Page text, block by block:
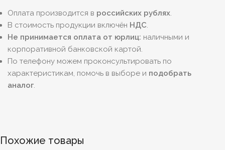
Оплата производится в российских рублях.
В стоимость продукции включён НДС.
Не принимается оплата от юрлиц: наличными и
корпоративной банковской картой.
По телефону можем проконсультировать по
характеристикам, помочь в выборе и подобрать
аналог.
Похожие товары